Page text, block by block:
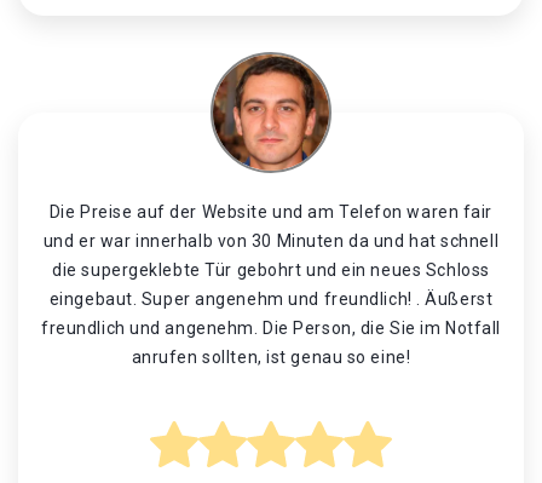
Die Preise auf der Website und am Telefon waren fair
und er war innerhalb von 30 Minuten da und hat schnell
die supergeklebte Tür gebohrt und ein neues Schloss
eingebaut. Super angenehm und freundlich! . Äußerst
freundlich und angenehm. Die Person, die Sie im Notfall
anrufen sollten, ist genau so eine!